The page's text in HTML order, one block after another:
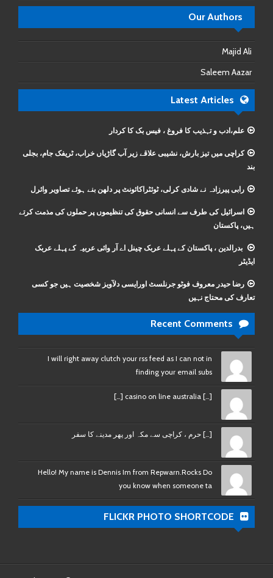
Our Authors
Majid Ali
Saleem Aazar
Latest Articles
علم،ادب و تہذیب کا فروغ ، فیس بک کا کردار
کراچی میں تیز بارش، نشیبی علاقے زیر آب گاڑیاں خراب، ٹریفک جام، بجلی
بند
رابی پیرزادہ نے شادی کرلی، ٹوئٹراکائونٹ پر دلھن بنے ہوئے تصاویر وائرل
اسرائیل کی طرف سے انسانی حقوق کی تنظیموں پر حملوں کی مذمت کرتے
ہیں، پاکستان
بدرالدین ، پاکستان کے پہلے عربک چینل اے آر وائی عربیہ کے پہلے عربک
ایڈیٹر
رضا حیدر معروف فوٹو جرنلسٹ اورایسی دلآویز شخصیت ہیں جو کسی
تعارف کی محتاج نہیں
Recent Comments
I will right away clutch your rss feed as I can not in
finding your email subs
[…] casino on line australia […]
[…] حرم ، کراچی سے مکہ اور پھر مدینے کا سفر
Hello! My name is Dennis Im from Repwarn.Rocks Do
you know when someone ta
FLICKR PHOTO SHORTCODE